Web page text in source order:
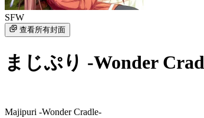
SFW
查看所有封面
まじぷり -Wonder
Majipuri -Wonder Cradle-